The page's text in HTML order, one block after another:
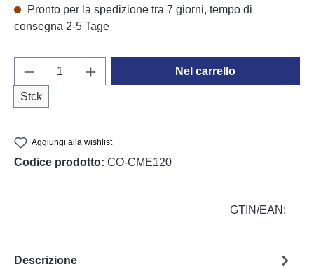
Pronto per la spedizione tra 7 giorni, tempo di
consegna 2-5 Tage
Quantità del prodotto: inserisci la quantità
Stck
Nel carrello
Aggiungi alla wishlist
Codice prodotto: CO-CME120
GTIN/EAN:
Descrizione